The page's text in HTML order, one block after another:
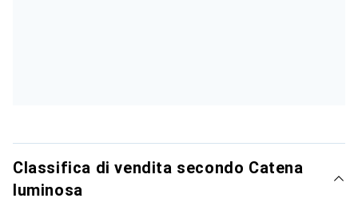
Classifica di vendita secondo Catena
luminosa